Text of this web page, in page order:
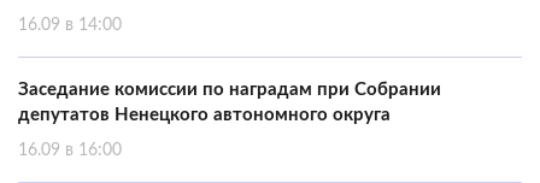
16.09 в 14:00
Заседание комиссии по наградам при Собрании
депутатов Ненецкого автономного округа
16.09 в 16:00